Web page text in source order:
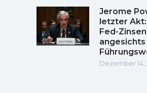
Jerome
letzter
Fed-
Dezember 14,